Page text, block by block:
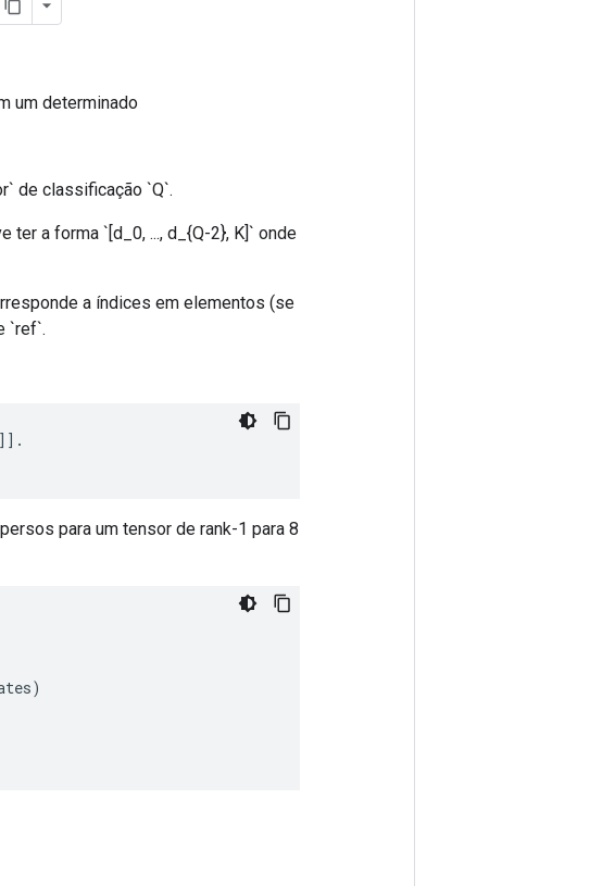
um determinado
de classificação `Q`.
a forma `[d_0, ..., d_{Q-2}, K]` onde
a índices em elementos (se
`ref`.
]].
para um tensor de rank-1 para 8
)